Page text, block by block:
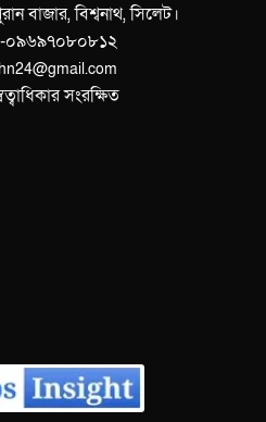
বাজার, বিশ্বনাথ, সিলেট।
০৯৬৯৭০৮০৮১২
সংরক্ষিত